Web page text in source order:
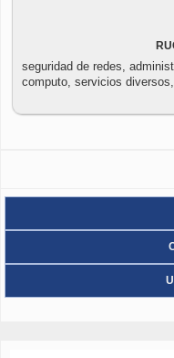
seguridad de redes,
computo, servicios